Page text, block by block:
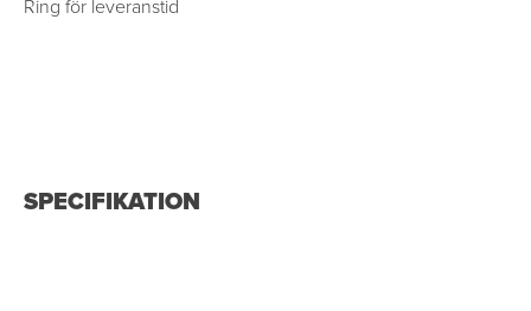
Ring för leveranstid
SPECIFIKATION